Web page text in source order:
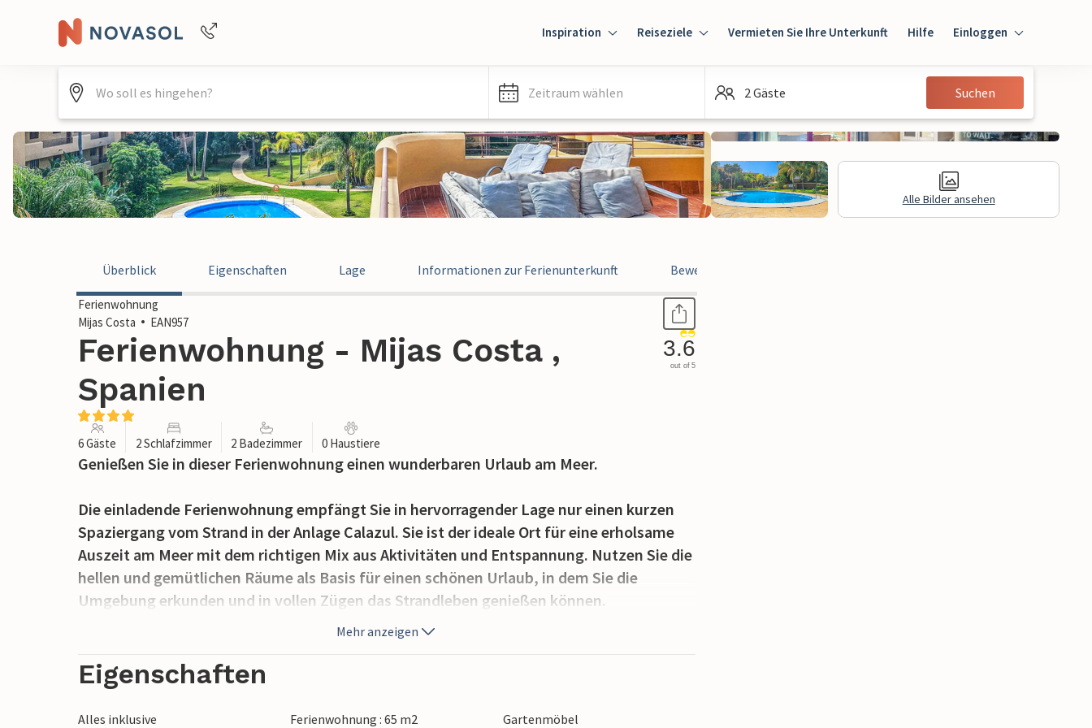
+4940688715475
Inspiration Reiseziele Vermieten Sie Ihre Unterkunft Hilfe Einloggen
Einloggen
Gast
Zeitraum wählen 2 Gäste Suchen
Alle Bilder ansehen
Überblick Eigenschaften Lage Informationen zur Ferienunterkunft Bewertungen
Ferienwohnung
Mijas Costa
EAN957
Ferienwohnung - Mijas Costa ,
Spanien
3.6
out of 5
6 Gäste 2 Schlafzimmer 2 Badezimmer 0 Haustiere
Genießen Sie in dieser Ferienwohnung einen wunderbaren Urlaub am Meer.
Die einladende Ferienwohnung empfängt Sie in hervorragender Lage nur einen kurzen
Spaziergang vom Strand in der Anlage Calazul. Sie ist der ideale Ort für eine erholsame
Auszeit am Meer mit dem richtigen Mix aus Aktivitäten und Entspannung. Nutzen Sie die
hellen und gemütlichen Räume als Basis für einen schönen Urlaub, in dem Sie die
Umgebung erkunden und in vollen Zügen das Strandleben genießen können.
Versammeln Sie am Ende eines schönen Tages die ganze Familie zu einem leckeren
Oder Sie verlegen die Mahlzeiten auf die großzügige, nach Süden und Westen gewandte
Terrasse, von der Sie einen herrlichen Blick auf die Anlage und auch das Meer genießen.
Mehr anzeigen
Eigenschaften
Alles inklusive Ferienwohnung : 65 m2
Gartenmöbel